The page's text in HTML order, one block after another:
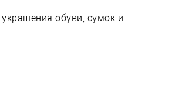
обуви, сумок и